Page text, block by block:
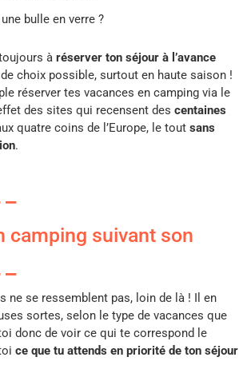
bulle en verre ?
à réserver ton séjour à l’avance
choix possible, surtout en haute saison !
réserver tes vacances en camping via le
des sites qui recensent des centaines
quatre coins de l’Europe, le tout sans
.
camping suivant son
ne se ressemblent pas, loin de là ! Il en
sortes, selon le type de vacances que
toi donc de voir ce qui te correspond le
ce que tu attends en priorité de ton séjour